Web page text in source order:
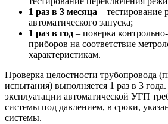
1 раз в 3 месяца – тестирование
автоматического запуска;
1 раз в год – поверка
приборов на соответствие
характеристикам.
Проверка целостности трубопровода
испытания) выполняется 1 раз в 3
эксплуатации автоматической УГП
системы под давлением, в сроки,
системы.